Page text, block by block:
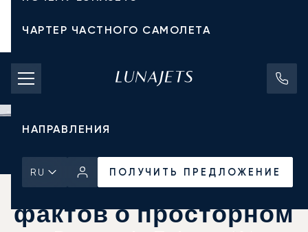
ЧАРТЕР ЧАСТНОГО САМОЛЕТА
СТОИМОСТЬ ЧАРТЕРА
ЧАСТНЫЕ САМОЛЕТЫ
НАПРАВЛЕНИЯ
RU ПОЛУЧИТЬ ПРЕДЛОЖЕНИЕ
Шесть главных
фактов о просторном